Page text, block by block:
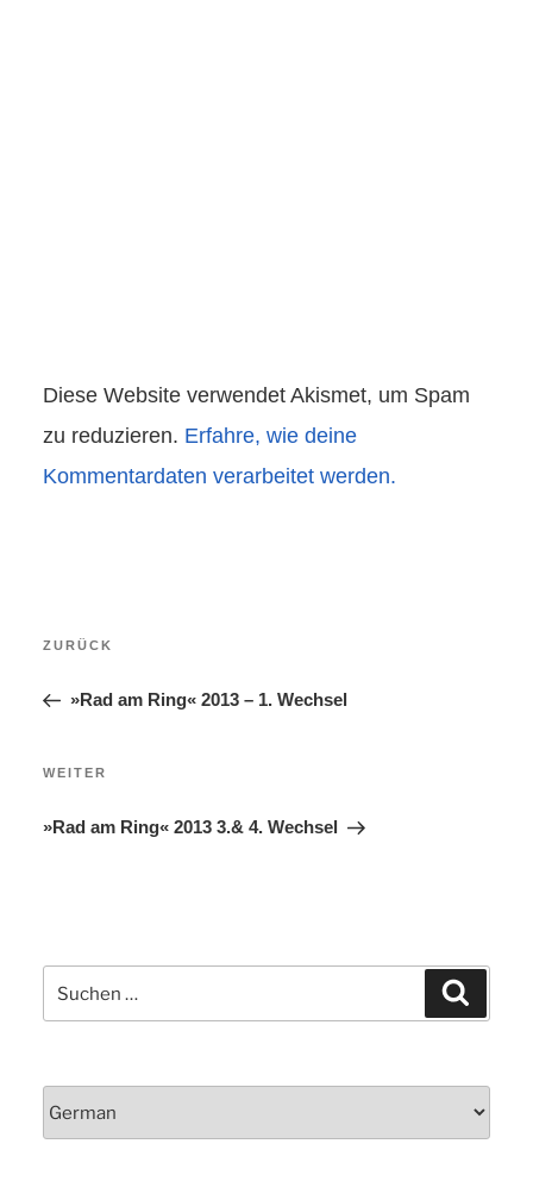
Diese Website verwendet Akismet, um Spam
zu reduzieren. Erfahre, wie deine
Kommentardaten verarbeitet werden.
Vorheriger
ZURÜCK
»Rad am Ring« 2013 – 1. Wechsel
Nächster
WEITER
»Rad am Ring« 2013 3.& 4. Wechsel
Suchen
nach: